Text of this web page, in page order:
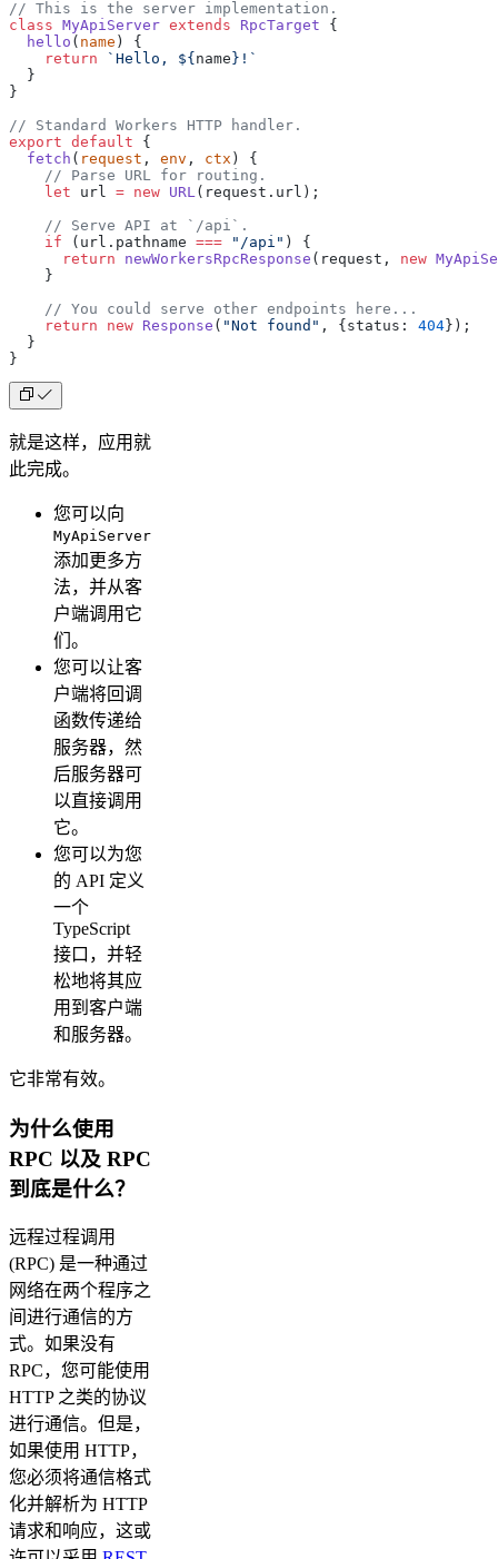
// This is the server implementation.
class MyApiServer extends RpcTarget {
  hello
( name ) {
    return
`Hello, ${ name }!`
  }
}
// Standard Workers HTTP handler.
export default {
  fetch
( request , env , ctx ) {
    // Parse URL for routing.
    let
url = new URL(request.url);
    // Serve API at `/api`.
    if
(url.pathname === "/api" ) {
      return
newWorkersRpcResponse (request, new
    }
    // You could serve other endpoints here...
    return
new Response ( "Not found" , {status: 404 });
  }
}
就是这样，应用就
此完成。
您可以向
MyApiServer
添加更多方
法，并从客
户端调用它
们。
您可以让客
户端将回调
函数传递给
服务器，然
后服务器可
以直接调用
它。
您可以为您
的 API 定义
一个
TypeScript
接口，并轻
松地将其应
用到客户端
和服务器。
它非常有效。
为什么使用
RPC 以及 RPC
到底是什么？
远程过程调用
(RPC) 是一种通过
网络在两个程序之
间进行通信的方
式。如果没有
RPC，您可能使用
HTTP 之类的协议
进行通信。但是，
如果使用 HTTP，
您必须将通信格式
化并解析为 HTTP
请求和响应，这或